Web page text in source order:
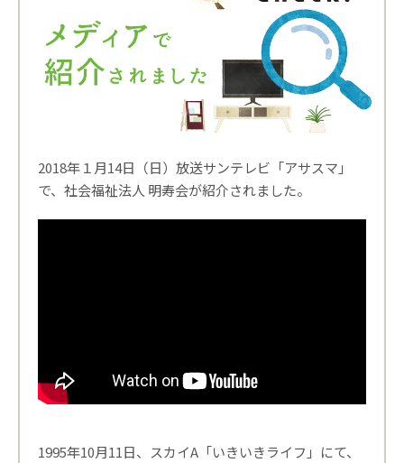
2018年１月14日（日）放送サンテレビ「アサスマ」
で、社会福祉法人 明寿会が紹介されました。
1995年10月11日、スカイA「いきいきライフ」にて、